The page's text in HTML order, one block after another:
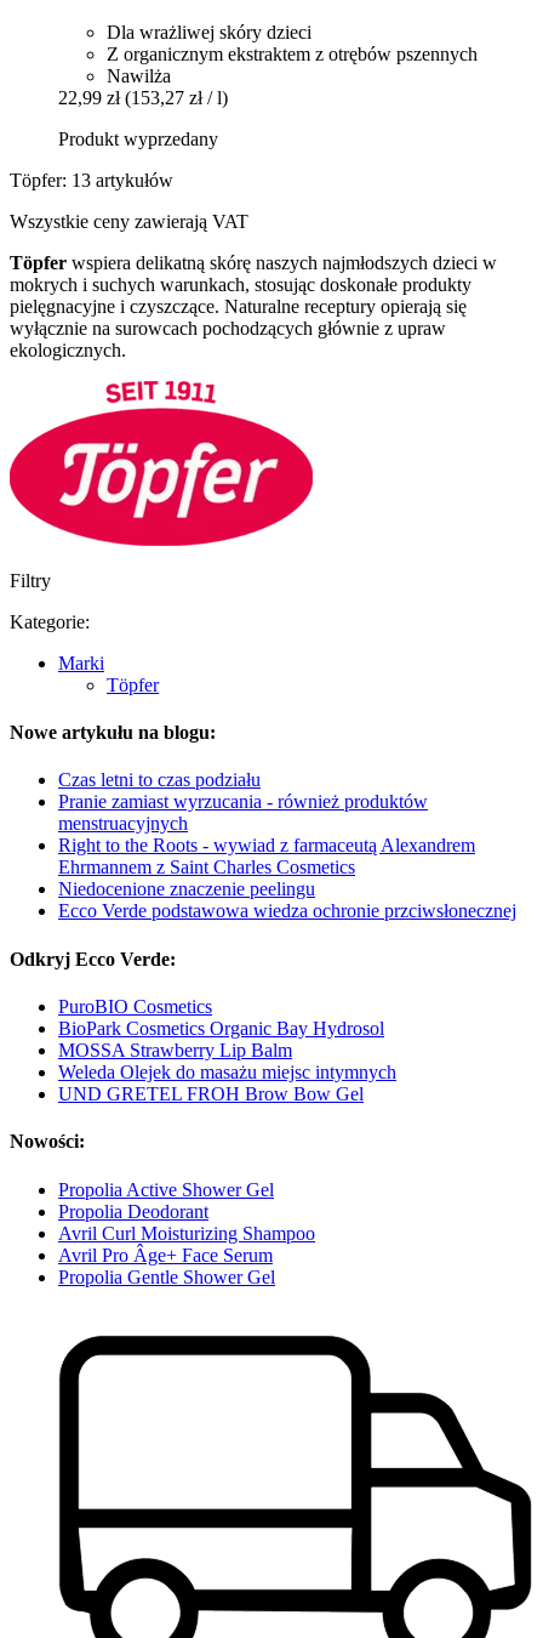
Dla wrażliwej skóry dzieci
Z organicznym ekstraktem z otrębów pszennych
Nawilża
22,99 zł (153,27 zł / l)
Produkt wyprzedany
Töpfer: 13 artykułów
Wszystkie ceny zawierają VAT
Töpfer wspiera delikatną skórę naszych najmłodszych dzieci w
mokrych i suchych warunkach, stosując doskonałe produkty
pielęgnacyjne i czyszczące. Naturalne receptury opierają się
wyłącznie na surowcach pochodzących głównie z upraw
ekologicznych.
Filtry
Kategorie:
Marki
Töpfer
Nowe artykułu na blogu:
Czas letni to czas podziału
Pranie zamiast wyrzucania - również produktów
menstruacyjnych
Right to the Roots - wywiad z farmaceutą Alexandrem
Ehrmannem z Saint Charles Cosmetics
Niedocenione znaczenie peelingu
Ecco Verde podstawowa wiedza ochronie przciwsłonecznej
Odkryj Ecco Verde:
PuroBIO Cosmetics
BioPark Cosmetics Organic Bay Hydrosol
MOSSA Strawberry Lip Balm
Weleda Olejek do masażu miejsc intymnych
UND GRETEL FROH Brow Bow Gel
Nowości:
Propolia Active Shower Gel
Propolia Deodorant
Avril Curl Moisturizing Shampoo
Avril Pro Âge+ Face Serum
Propolia Gentle Shower Gel